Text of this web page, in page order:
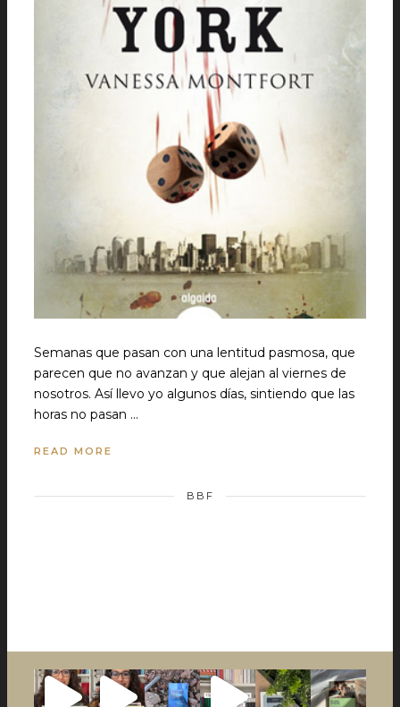
Semanas que pasan con una lentitud pasmosa, que
parecen que no avanzan y que alejan al viernes de
nosotros. Así llevo yo algunos días, sintiendo que las
horas no pasan …
READ MORE
BBF